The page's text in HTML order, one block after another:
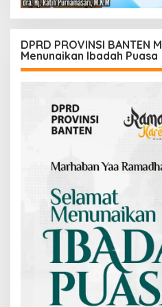
DPRD PROVINSI
Menunaikan Ibadah Puasa